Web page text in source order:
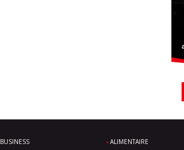
BUSINESS
ALIMENTAIRE